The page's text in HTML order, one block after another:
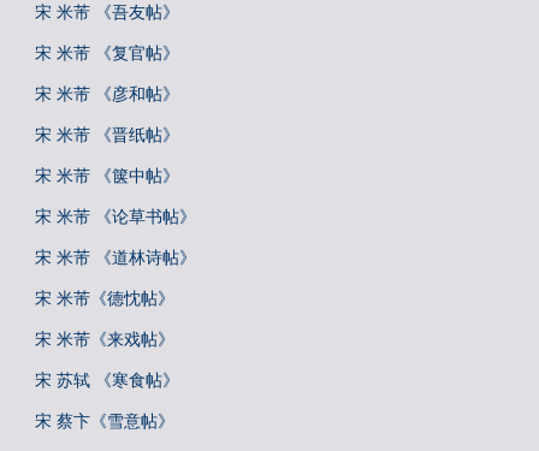
宋 米芾 《吾友帖》
宋 米芾 《复官帖》
宋 米芾 《彦和帖》
宋 米芾 《晋纸帖》
宋 米芾 《箧中帖》
宋 米芾 《论草书帖》
宋 米芾 《道林诗帖》
宋 米芾《德忱帖》
宋 米芾《来戏帖》
宋 苏轼 《寒食帖》
宋 蔡卞《雪意帖》